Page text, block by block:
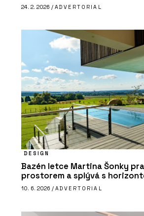
24. 2. 2026 / ADVERTORIAL
DESIGN
Bazén letce Martina Šonky
prostorem a splývá s
10. 6. 2026 / ADVERTORIAL